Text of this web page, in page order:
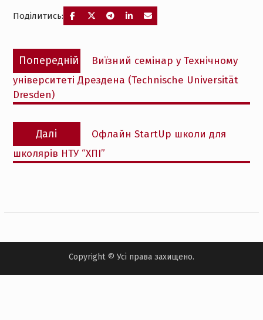
Поділитись:
Навігація
записів
Попередній
Попередній
Виїзний семінар у Технічному
університеті Дрездена (Technische Universität
Dresden)
Далі
Наступний
запис:
Офлайн StartUp школи для
школярів НТУ “ХПІ”
Copyright © Усі права захищено.